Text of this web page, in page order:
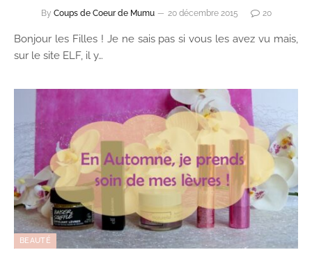
By Coups de Coeur de Mumu 20 décembre 2015 20
Bonjour les Filles ! Je ne sais pas si vous les avez vu mais,
sur le site ELF, il y…
BEAUTÉ